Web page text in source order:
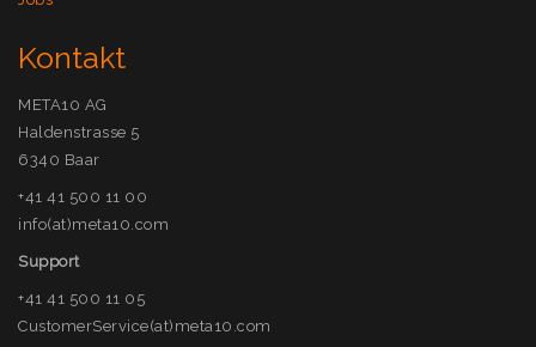
Kontakt
META10 AG
Haldenstrasse 5
6340 Baar
+41 41 500 11 00
info(at)meta10.com
Support
+41 41 500 11 05
CustomerService(at)meta10.com